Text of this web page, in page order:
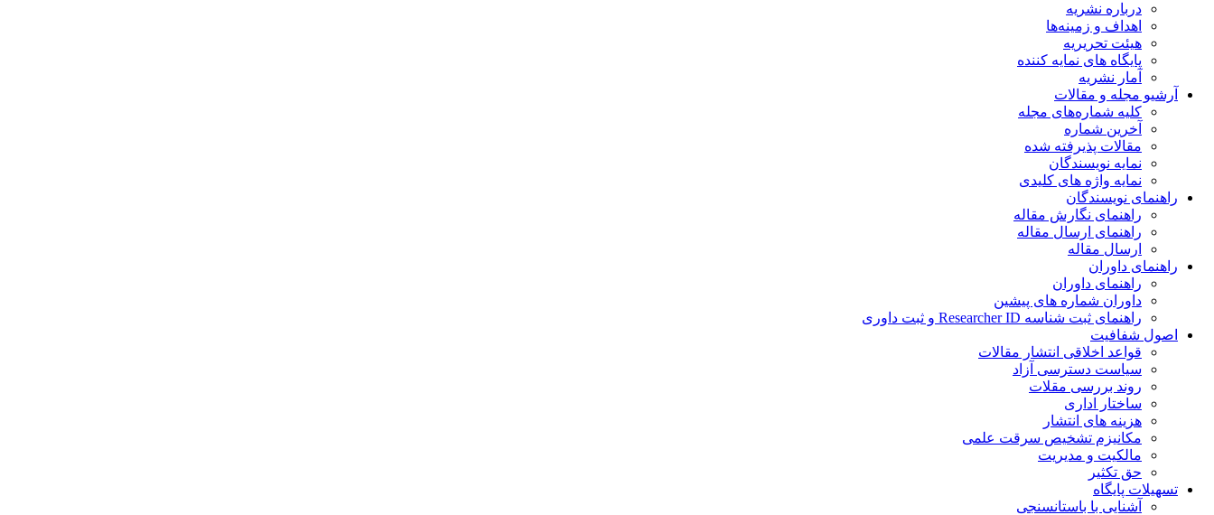
درباره نشریه
اهداف و زمینه‌ها
هیئت تحریریه
پایگاه های نمایه کننده
آمار نشریه
آرشیو مجله و مقالات
کلیه شماره‌های مجله
آخرین شماره
مقالات پذیرفته شده
نمایه نویسندگان
نمایه واژه های کلیدی
راهنمای نویسندگان
راهنمای نگارش مقاله
راهنمای ارسال مقاله
ارسال مقاله
راهنمای داوران
راهنمای داوران
داوران شماره های پیشین
راهنمای ثبت شناسه Researcher ID و ثبت داوری
اصول شفافیت
قواعد اخلاقی انتشار مقالات
سیاست دسترسی آزاد
روند بررسی مقلات
ساختار اداری
هزینه های انتشار
ﻣﮑﺎﻧﯿﺰم ﺗﺸﺨﯿﺺ ﺳﺮﻗﺖ ﻋﻠﻤﯽ
مالکیت و مدیریت
حق تکثیر
تسهیلات پایگاه
آشنایی با باستانسنجی